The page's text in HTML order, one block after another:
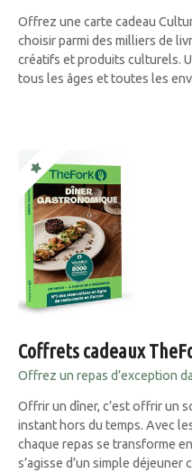
Offrez une carte cadeau
choisir parmi des milliers de
créatifs et produits culturels.
tous les âges et toutes les
Coffrets cadeaux
Offrez un repas d’exception
Offrir un dîner, c’est offrir un
instant hors du temps. Avec
chaque repas se transforme
s’agisse d’un simple déjeuner